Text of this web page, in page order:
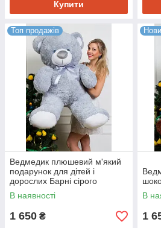
Купити
Топ продажів
Ведмедик плюшевий м'який
подарунок для дітей і
дорослих Барні сірого
кольору 150 см
В наявності
1 650 ₴
В
1